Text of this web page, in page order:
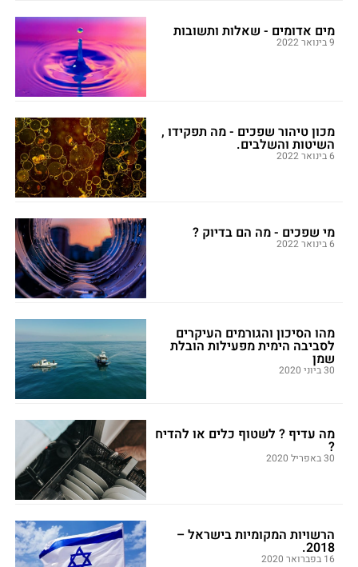
מים אדומים - שאלות ותשובות
9 בינואר 2022
מכון טיהור שפכים - מה תפקידו ,
השיטות והשלבים.
6 בינואר 2022
מי שפכים - מה הם בדיוק ?
6 בינואר 2022
מהו הסיכון והגורמים העיקרים
לסביבה הימית מפעילות הובלת
שמן
30 ביוני 2020
מה עדיף ? לשטוף כלים או להדיח
?
30 באפריל 2020
הרשויות המקומיות בישראל –
2018.
16 בפברואר 2020